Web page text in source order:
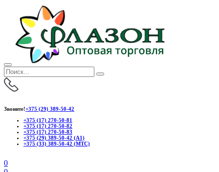
Звоните!+375 (29) 389-50-42
+375 (17) 270-50-81
+375 (17) 270-50-82
+375 (17) 270-50-83
+375 (29) 389-50-42 (А1)
+375 (33) 389-50-42 (МТС)
0